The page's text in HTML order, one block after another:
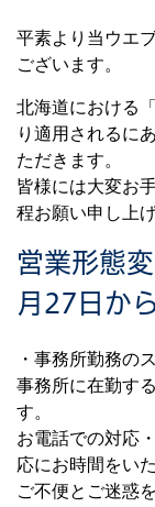
平素より当ウエ
ございます。
北海道における
り適用されるに
ただきます。
皆様には大変お
程お願い申し上げ
営業形態
月27日か
・事務所勤務の
事務所に在勤す
す。
お電話での対応
応にお時間をい
ご不便とご迷惑